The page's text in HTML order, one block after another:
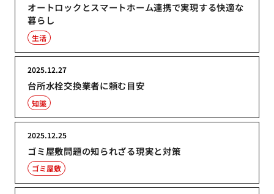
オートロックとスマートホーム連携で実現する快適な
暮らし
生活
台所水栓交換業者に頼む目安
2025.12.27
知識
ゴミ屋敷問題の知られざる現実と対策
2025.12.25
ゴミ屋敷